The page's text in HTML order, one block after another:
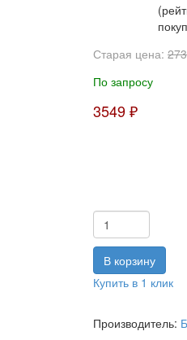
Старая цена:
По запросу
3549 ₽
Купить в 1 клик
Производитель: